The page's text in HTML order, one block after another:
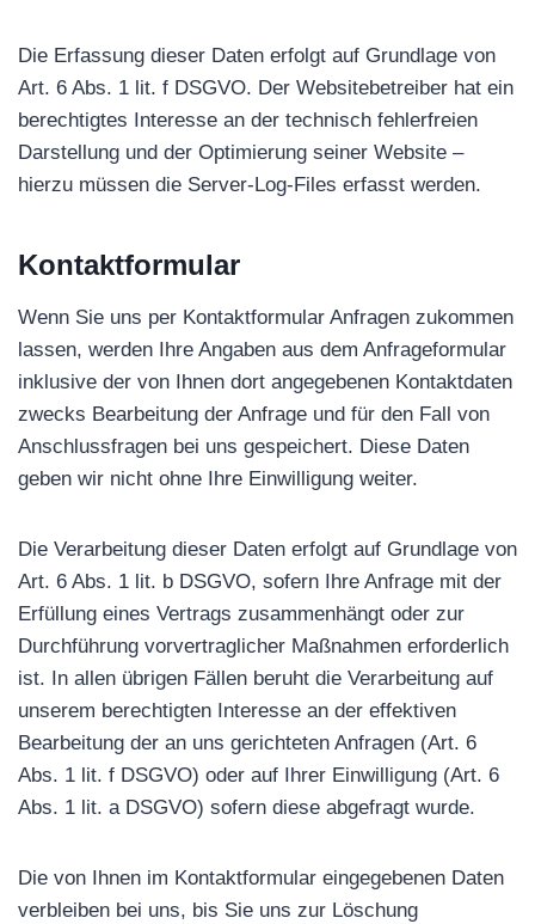
Die Erfassung dieser Daten erfolgt auf Grundlage von
Art. 6 Abs. 1 lit. f DSGVO. Der Websitebetreiber hat ein
berechtigtes Interesse an der technisch fehlerfreien
Darstellung und der Optimierung seiner Website –
hierzu müssen die Server-Log-Files erfasst werden.
Kontaktformular
Wenn Sie uns per Kontaktformular Anfragen zukommen
lassen, werden Ihre Angaben aus dem Anfrageformular
inklusive der von Ihnen dort angegebenen Kontaktdaten
zwecks Bearbeitung der Anfrage und für den Fall von
Anschlussfragen bei uns gespeichert. Diese Daten
geben wir nicht ohne Ihre Einwilligung weiter.
Die Verarbeitung dieser Daten erfolgt auf Grundlage von
Art. 6 Abs. 1 lit. b DSGVO, sofern Ihre Anfrage mit der
Erfüllung eines Vertrags zusammenhängt oder zur
Durchführung vorvertraglicher Maßnahmen erforderlich
ist. In allen übrigen Fällen beruht die Verarbeitung auf
unserem berechtigten Interesse an der effektiven
Bearbeitung der an uns gerichteten Anfragen (Art. 6
Abs. 1 lit. f DSGVO) oder auf Ihrer Einwilligung (Art. 6
Abs. 1 lit. a DSGVO) sofern diese abgefragt wurde.
Die von Ihnen im Kontaktformular eingegebenen Daten
verbleiben bei uns, bis Sie uns zur Löschung